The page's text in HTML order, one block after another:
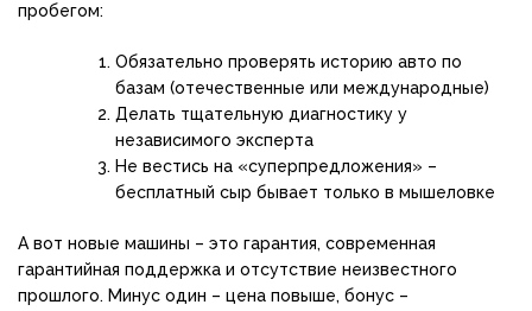
пробегом:
Обязательно проверять историю авто по
базам (отечественные или международные)
Делать тщательную диагностику у
независимого эксперта
Не вестись на «суперпредложения» –
бесплатный сыр бывает только в мышеловке
А вот новые машины – это гарантия, современная
гарантийная поддержка и отсутствие неизвестного
прошлого. Минус один – цена повыше, бонус –